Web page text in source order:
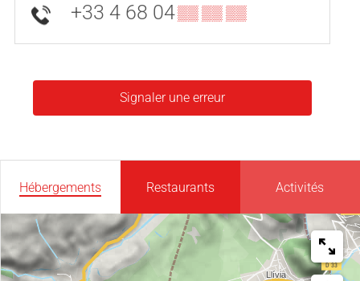
+33 4 68 04▒▒ ▒▒ ▒▒
Signaler une erreur
Hébergements Restaurants Activités